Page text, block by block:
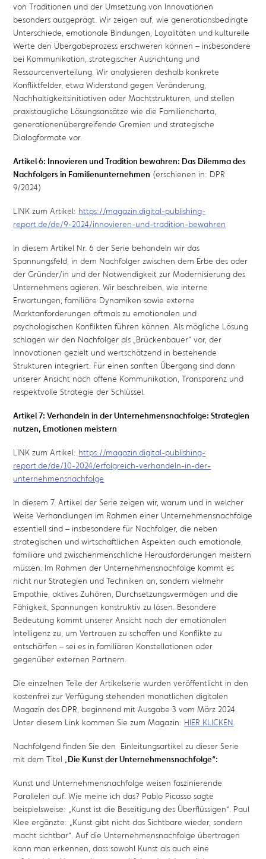
von Traditionen und der Umsetzung von Innovationen
besonders ausgeprägt. Wir zeigen auf, wie generationsbedingte
Unterschiede, emotionale Bindungen, Loyalitäten und kulturelle
Werte den Übergabeprozess erschweren können – insbesondere
bei Kommunikation, strategischer Ausrichtung und
Ressourcenverteilung. Wir analysieren deshalb konkrete
Konfliktfelder, etwa Widerstand gegen Veränderung,
Nachhaltigkeitsinitiativen oder Machtstrukturen, und stellen
praxistaugliche Lösungsansätze wie die Familiencharta,
generationenübergreifende Gremien und strategische
Dialogformate vor.
Artikel 6: Innovieren und Tradition bewahren: Das Dilemma des
Nachfolgers in Familienunternehmen (erschienen in: DPR
9/2024)
LINK zum Artikel: https://magazin.digital-publishing-
report.de/de/9-2024/innovieren-und-tradition-bewahren
In diesem Artikel Nr. 6 der Serie behandeln wir das
Spannungsfeld, in dem Nachfolger zwischen dem Erbe des oder
der Gründer/in und der Notwendigkeit zur Modernisierung des
Unternehmens agieren. Wir beschreiben, wie interne
Erwartungen, familiäre Dynamiken sowie externe
Marktanforderungen oftmals zu emotionalen und
psychologischen Konflikten führen können. Als mögliche Lösung
schlagen wir den Nachfolger als „Brückenbauer“ vor, der
Innovationen gezielt und wertschätzend in bestehende
Strukturen integriert. Für einen sanften Übergang sind dann
unserer Ansicht nach offene Kommunikation, Transparenz und
respektvolle Strategie der Schlüssel.
Artikel 7: Verhandeln in der Unternehmensnachfolge: Strategien
nutzen, Emotionen meistern
LINK zum Artikel: https://magazin.digital-publishing-
report.de/de/10-2024/erfolgreich-verhandeln-in-der-
unternehmensnachfolge
In diesem 7. Artikel der Serie zeigen wir, warum und in welcher
Weise Verhandlungen im Rahmen einer Unternehmensnachfolge
essentiell sind – insbesondere für Nachfolger, die neben
strategischen und wirtschaftlichen Aspekten auch emotionale,
familiäre und zwischenmenschliche Herausforderungen meistern
müssen. Im Rahmen der Unternehmensnachfolge kommt es
nicht nur Strategien und Techniken an, sondern vielmehr
Empathie, aktives Zuhören, Durchsetzungsvermögen und die
Fähigkeit, Spannungen konstruktiv zu lösen. Besondere
Bedeutung kommt unserer Ansicht nach der emotionalen
Intelligenz zu, um Vertrauen zu schaffen und Konflikte zu
entschärfen – sei es in familiären Konstellationen oder
gegenüber externen Partnern.
Die einzelnen Teile der Artikelserie wurden veröffentlicht in den
kostenfrei zur Verfügung stehenden monatlichen digitalen
Magazin des DPR, beginnend mit Ausgabe 3 vom März 2024.
Unter diesem Link kommen Sie zum Magazin: HIER KLICKEN.
Nachfolgend finden Sie den Einleitungsartikel zu dieser Serie
mit dem Titel „Die Kunst der Unternehmensnachfolge“:
Kunst und Unternehmensnachfolge weisen faszinierende
Parallelen auf. Wie meine ich das? Pablo Picasso sagte
beispielsweise: „Kunst ist die Beseitigung des Überflüssigen“. Paul
Klee ergänzte: „Kunst gibt nicht das Sichtbare wieder, sondern
macht sichtbar“. Auf die Unternehmensnachfolge übertragen
kann man erkennen, dass sowohl Kunst als auch eine